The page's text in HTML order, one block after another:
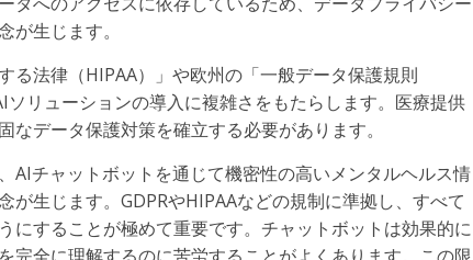
が生じます。
る法律（HIPAA）」や欧州の「一般データ保護規則
ソリューションの導入に複雑さをもたらします。医療提供
データ保護対策を確立する必要があります。
AIチャットボットを通じて機密性の高いメンタルヘルス情
生じます。GDPRやHIPAAなどの規制に準拠し、すべて
にすることが極めて重要です。チャットボットは効果的に